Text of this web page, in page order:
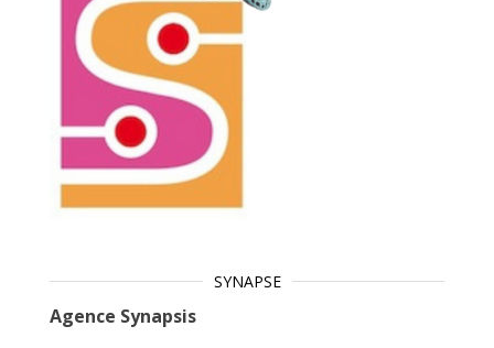
SYNAPSE
Agence Synapsis